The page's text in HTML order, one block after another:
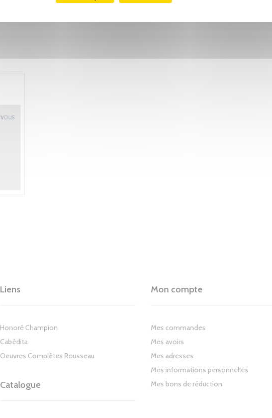
Liens
Honoré Champion
Cabédita
Oeuvres Complètes Rousseau
Catalogue
Mon compte
Mes commandes
Mes avoirs
Mes adresses
Mes informations personnelles
Mes bons de réduction